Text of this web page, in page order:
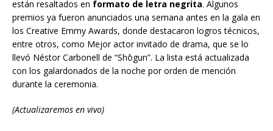
están resaltados en formato de letra negrita. Algunos
premios ya fueron anunciados una semana antes en la gala en
los Creative Emmy Awards, donde destacaron logros técnicos,
entre otros, como Mejor actor invitado de drama, que se lo
llevó Néstor Carbonell de “Shōgun”. La lista está actualizada
con los galardonados de la noche por orden de mención
durante la ceremonia.
(Actualizaremos en vivo)